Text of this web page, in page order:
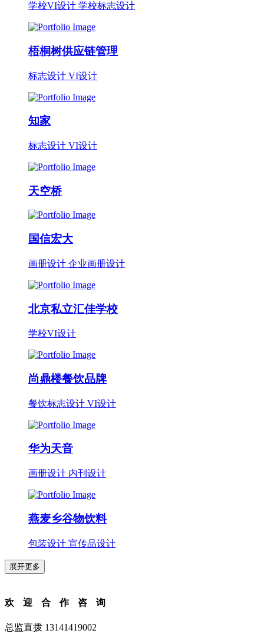
学校VI设计 学校标志设计
梧桐树供应链管理
标志设计 VI设计
知家
标志设计 VI设计
天空桥
国信宏大
画册设计 企业画册设计
北京私立汇佳学校
学校VI设计
尚鼎楼餐饮品牌
餐饮标志设计 VI设计
华为天音
画册设计 内刊设计
燕麦乡谷物饮料
包装设计 宣传品设计
展开更多
欢迎合作咨询
总监直拨 13141419002